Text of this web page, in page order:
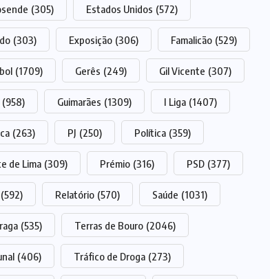
(305) Estados Unidos (572)
(303) Exposição (306) Famalicão (529)
(1709) Gerês (249) Gil Vicente (307)
(958) Guimarães (1309) I Liga (1407)
(263) PJ (250) Política (359)
de Lima (309) Prémio (316) PSD (377)
(592) Relatório (570) Saúde (1031)
(535) Terras de Bouro (2046)
(406) Tráfico de Droga (273)